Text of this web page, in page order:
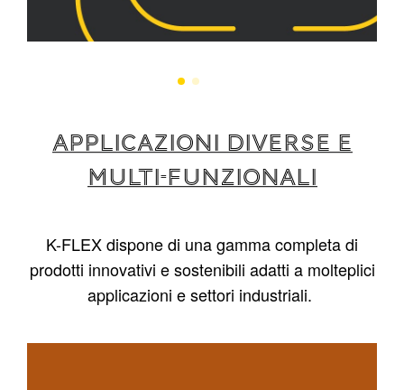
APPLICAZIONI DIVERSE E
MULTI-FUNZIONALI
K-FLEX dispone di una gamma completa di
prodotti innovativi e sostenibili adatti a molteplici
applicazioni e settori industriali.